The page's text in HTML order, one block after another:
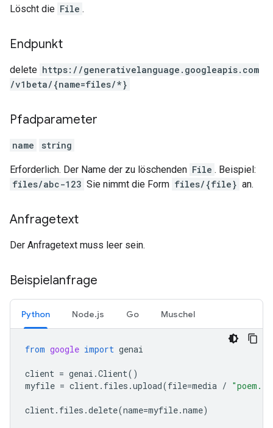
Löscht die File .
Endpunkt
delete https: / /generativelanguage.googleapis.com
/v1beta/{name=files/*}
Pfadparameter
name string
Erforderlich. Der Name der zu löschenden File . Beispiel:
files/abc-123 Sie nimmt die Form files/{file} an.
Anfragetext
Der Anfragetext muss leer sein.
Beispielanfrage
Python Node.js Go Muschel
from google import genai
client = genai .Client()
myfile = client. files .upload(file=media /
client. files .delete(name=myfile.name)